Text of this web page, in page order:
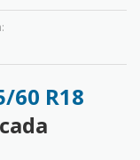
60 R18